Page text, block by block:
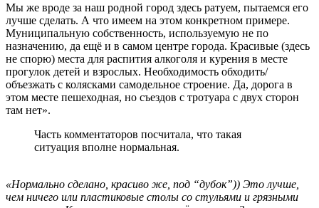
Мы же вроде за наш родной город здесь ратуем, пытаемся его
лучше сделать. А что имеем на этом конкретном примере.
Муниципальную собственность, используемую не по
назначению, да ещё и в самом центре города. Красивые (здесь
не спорю) места для распития алкоголя и курения в месте
прогулок детей и взрослых. Необходимость обходить/
объезжать с колясками самодельное строение. Да, дорога в
этом месте пешеходная, но съездов с тротуара с двух сторон
там нет».
Часть комментаторов посчитала, что такая
ситуация вполне нормальная.
«Нормально сделано, красиво же, под “дубок”)) Это лучше,
чем ничего или пластиковые столы со стульями и грязными